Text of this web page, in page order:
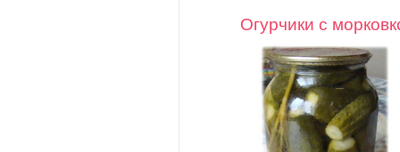
Огурчики с